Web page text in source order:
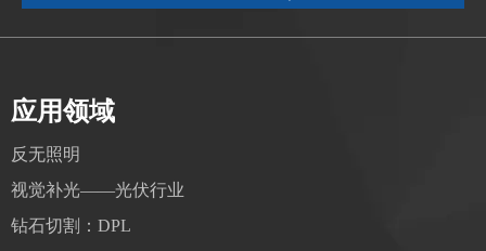
应用领域
反无照明
视觉补光——光伏行业
钻石切割：DPL